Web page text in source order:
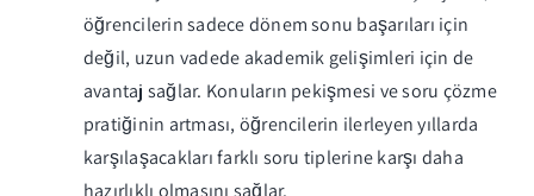
öğrencilerin sadece dönem sonu başarıları için
değil, uzun vadede akademik gelişimleri için de
avantaj sağlar. Konuların pekişmesi ve soru çözme
pratiğinin artması, öğrencilerin ilerleyen yıllarda
karşılaşacakları farklı soru tiplerine karşı daha
hazırlıklı olmasını sağlar.